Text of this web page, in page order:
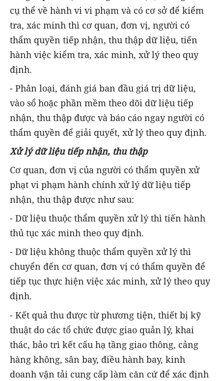
cụ thể về hành vi vi phạm và có cơ sở để kiểm
tra, xác minh thì cơ quan, đơn vị, người có
thẩm quyền tiếp nhận, thu thập dữ liệu, tiến
hành việc kiểm tra, xác minh, xử lý theo quy
định.
- Phân loại, đánh giá ban đầu giá trị dữ liệu,
vào sổ hoặc phần mềm theo dõi dữ liệu tiếp
nhận, thu thập được và báo cáo ngay người có
thẩm quyền để giải quyết, xử lý theo quy định.
Xử lý dữ liệu tiếp nhận, thu thập
Cơ quan, đơn vị của người có thẩm quyền xử
phạt vi phạm hành chính xử lý dữ liệu tiếp
nhận, thu thập được như sau:
- Dữ liệu thuộc thẩm quyền xử lý thì tiến hành
thủ tục xác minh theo quy định.
- Dữ liệu không thuộc thẩm quyền xử lý thì
chuyển đến cơ quan, đơn vị có thẩm quyền để
tiếp tục thực hiện việc xác minh, xử lý theo quy
định.
- Kết quả thu được từ phương tiện, thiết bị kỹ
thuật do các tổ chức được giao quản lý, khai
thác, bảo trì kết cấu hạ tầng giao thông, cảng
hàng không, sân bay, điều hành bay, kinh
doanh vận tải cung cấp làm căn cứ để xác định